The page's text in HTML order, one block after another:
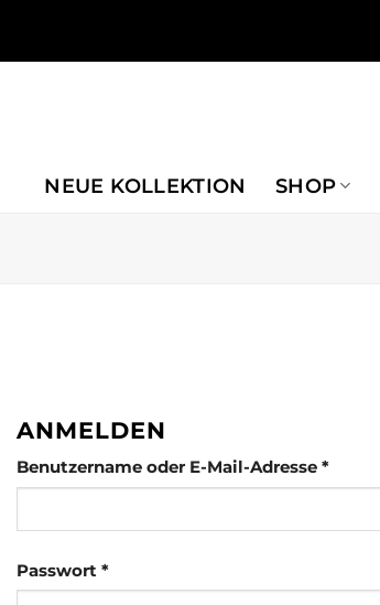
NEUE KOLLEKTION SHOP
ANMELDEN
Benutzername oder E-Mail-Adresse *
Passwort *